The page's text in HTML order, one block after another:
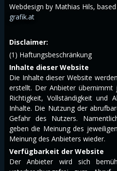
Webdesign by Mathias Hils,
grafik.at
Disclaimer:
(1) Haftungsbeschränkung
Inhalte dieser Website
Die Inhalte dieser Website
erstellt. Der Anbieter
Richtigkeit, Vollständigkeit und
Inhalte. Die Nutzung der
Gefahr des Nutzers.
geben die Meinung des
Meinung des Anbieters wieder.
Verfügbarkeit der Website
Der Anbieter wird sich